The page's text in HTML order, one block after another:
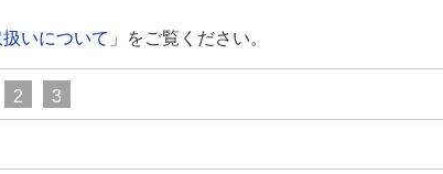
いについて 」をご覧ください。
2 3